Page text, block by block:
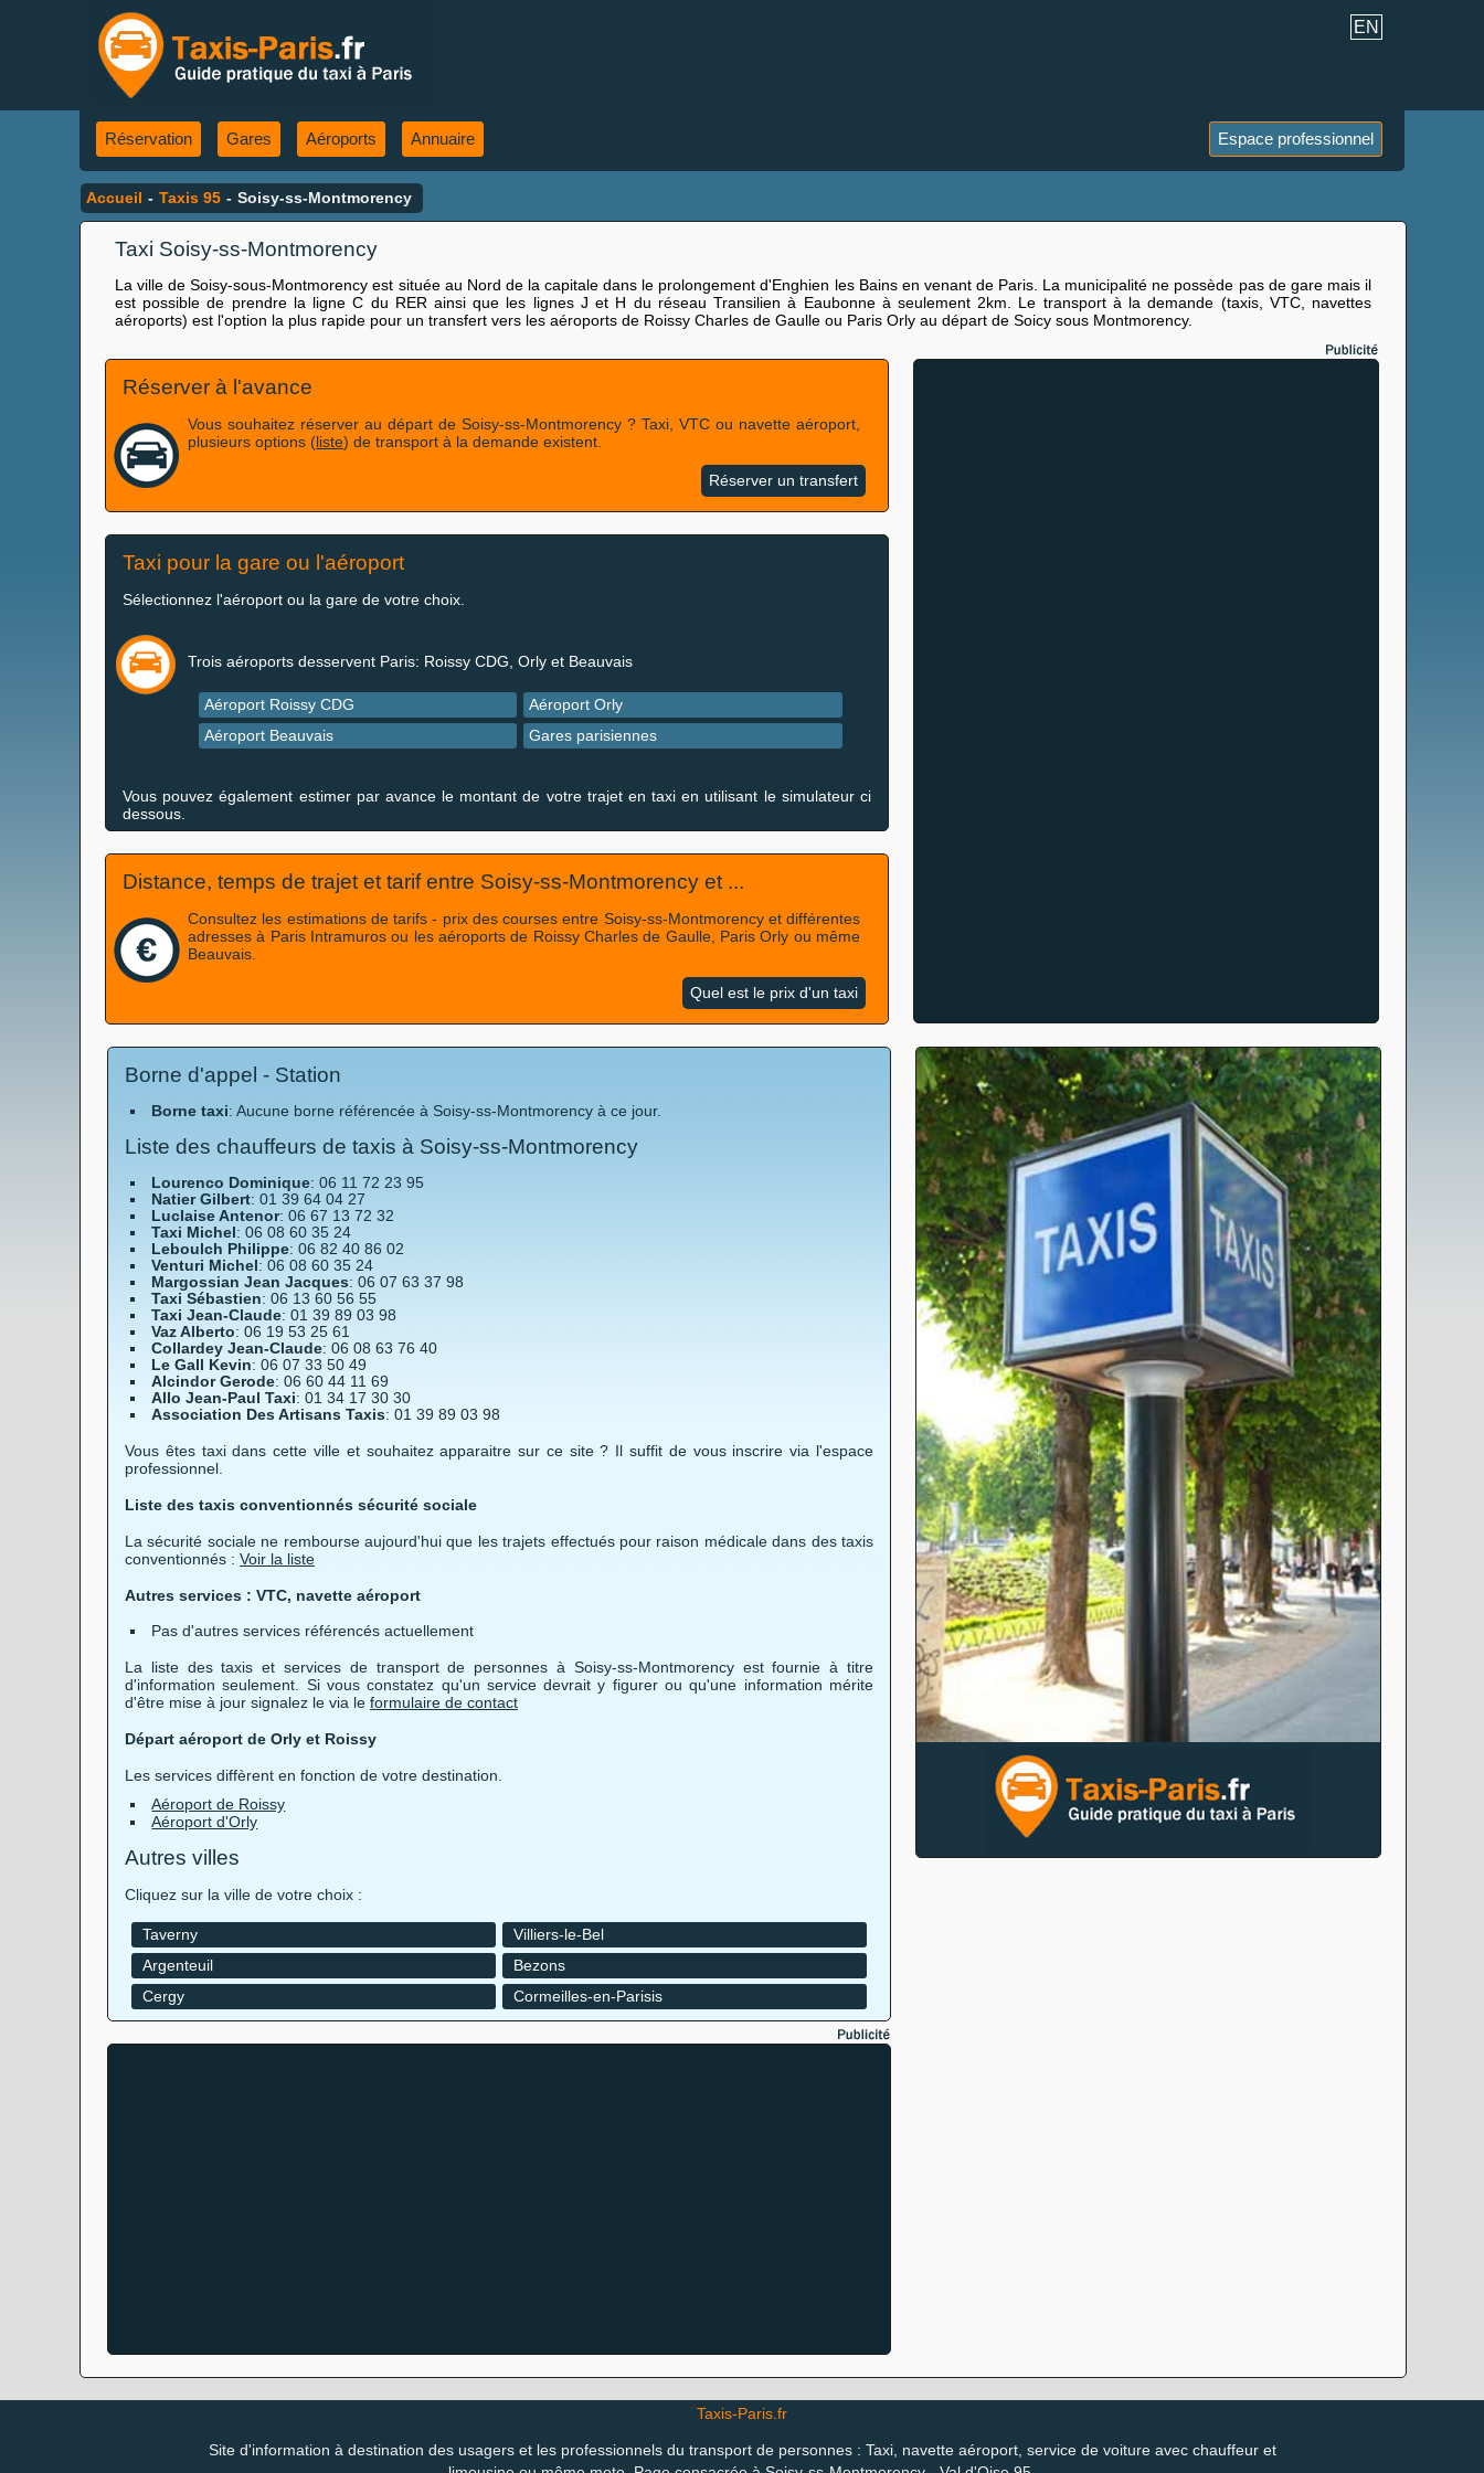
Réservation Gares Aéroports Annuaire Espace professionnel
EN
Accueil - Taxis 95 - Soisy-ss-Montmorency
Taxi Soisy-ss-Montmorency
La ville de Soisy-sous-Montmorency est située au Nord de la capitale dans le prolongement d'Enghien les Bains en venant de Paris. La municipalité ne possède pas de gare mais il
est possible de prendre la ligne C du RER ainsi que les lignes J et H du réseau Transilien à Eaubonne à seulement 2km. Le transport à la demande (taxis, VTC, navettes
aéroports) est l'option la plus rapide pour un transfert vers les aéroports de Roissy Charles de Gaulle ou Paris Orly au départ de Soicy sous Montmorency.
Réserver à l'avance
Vous souhaitez réserver au départ de Soisy-ss-Montmorency ? Taxi, VTC ou navette aéroport,
plusieurs options (liste) de transport à la demande existent.
Réserver un transfert
Taxi pour la gare ou l'aéroport
Sélectionnez l'aéroport ou la gare de votre choix.
Trois aéroports desservent Paris: Roissy CDG, Orly et Beauvais
Aéroport Roissy CDG
Aéroport Orly
Aéroport Beauvais
Gares parisiennes
Vous pouvez également estimer par avance le montant de votre trajet en taxi en utilisant le simulateur ci
dessous.
Distance, temps de trajet et tarif entre Soisy-ss-Montmorency et ...
Consultez les estimations de tarifs - prix des courses entre Soisy-ss-Montmorency et différentes
adresses à Paris Intramuros ou les aéroports de Roissy Charles de Gaulle, Paris Orly ou même
Beauvais.
Quel est le prix d'un taxi
Borne d'appel - Station
Borne taxi: Aucune borne référencée à Soisy-ss-Montmorency à ce jour.
Liste des chauffeurs de taxis à Soisy-ss-Montmorency
Lourenco Dominique: 06 11 72 23 95
Natier Gilbert: 01 39 64 04 27
Luclaise Antenor: 06 67 13 72 32
Taxi Michel: 06 08 60 35 24
Leboulch Philippe: 06 82 40 86 02
Venturi Michel: 06 08 60 35 24
Margossian Jean Jacques: 06 07 63 37 98
Taxi Sébastien: 06 13 60 56 55
Taxi Jean-Claude: 01 39 89 03 98
Vaz Alberto: 06 19 53 25 61
Collardey Jean-Claude: 06 08 63 76 40
Le Gall Kevin: 06 07 33 50 49
Alcindor Gerode: 06 60 44 11 69
Allo Jean-Paul Taxi: 01 34 17 30 30
Association Des Artisans Taxis: 01 39 89 03 98
Vous êtes taxi dans cette ville et souhaitez apparaitre sur ce site ? Il suffit de vous inscrire via l'espace
professionnel.
Liste des taxis conventionnés sécurité sociale
La sécurité sociale ne rembourse aujourd'hui que les trajets effectués pour raison médicale dans des taxis
conventionnés : Voir la liste
Autres services : VTC, navette aéroport
Pas d'autres services référencés actuellement
La liste des taxis et services de transport de personnes à Soisy-ss-Montmorency est fournie à titre
d'information seulement. Si vous constatez qu'un service devrait y figurer ou qu'une information mérite
d'être mise à jour signalez le via le formulaire de contact
Départ aéroport de Orly et Roissy
Les services diffèrent en fonction de votre destination.
Aéroport de Roissy
Aéroport d'Orly
Autres villes
Cliquez sur la ville de votre choix :
Taverny
Villiers-le-Bel
Argenteuil
Bezons
Cergy
Cormeilles-en-Parisis
Taxis-Paris.fr
Site d'information à destination des usagers et les professionnels du transport de personnes : Taxi, navette aéroport, service de voiture avec chauffeur et